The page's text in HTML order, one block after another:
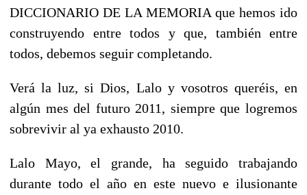
DICCIONARIO DE LA MEMORIA que hemos ido
construyendo entre todos y que, también entre
todos, debemos seguir completando.
Verá la luz, si Dios, Lalo y vosotros queréis, en
algún mes del futuro 2011, siempre que logremos
sobrevivir al ya exhausto 2010.
Lalo Mayo, el grande, ha seguido trabajando
durante todo el año en este nuevo e ilusionante